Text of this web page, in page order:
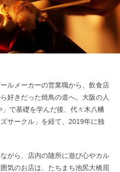
ルメーカーの営業職から、飲食店
好きだった焼鳥の道へ。大阪の人
で基礎を学んだ後、代々木八幡
サークル」を経て、2019年に独
がら、店内の随所に遊び心やカル
気のお店は、たちまち池尻大橋屈